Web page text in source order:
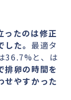
ったのは修正
した。最適タ
36.7%と、は
排卵の時間を
せやすかった